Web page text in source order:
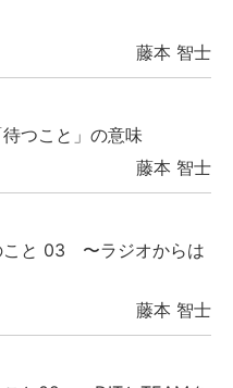
藤本 智士
つこと」の意味
藤本 智士
こと 03 〜ラジオからは
藤本 智士